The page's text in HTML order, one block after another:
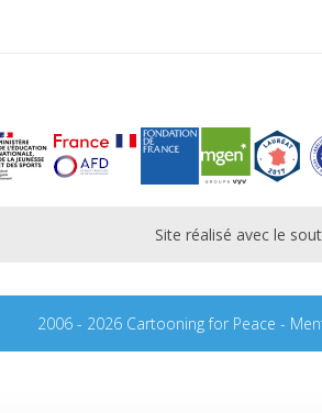
Site réalisé avec le
2006 - 2026 Cartooning for Peace -